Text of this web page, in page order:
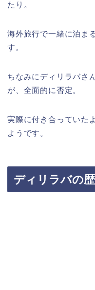
たり。
海外旅行で一緒に泊ま
す。
ちなみにディリラバさ
が、全面的に否定。
実際に付き合っていた
ようです。
ディリラバの